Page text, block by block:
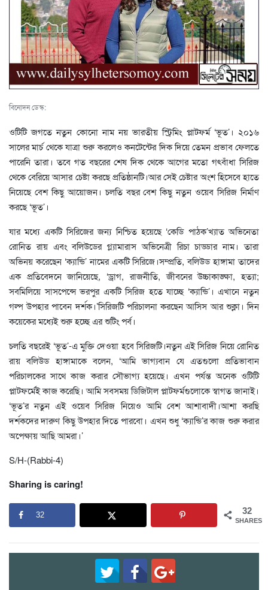
বিনোদন ডেস্ক:
ওটিটি জগতে নতুন কোনো নাম নয় ভারতীয় স্ট্রিমিং প্লাটফর্ম ‘ভূত’। ২০১৬
সালের মার্চ থেকে যাত্রা শুরু করলেও কনটেন্টের দিক দিয়ে তেমন প্রভাব ফেলতে
পারেনি তারা। তবে গত বছরের শেষ দিক থেকে আগের মতো গৎবাঁধা সিরিজ
থেকে বেরিয়ে আসার চেষ্টা করছে প্রতিষ্ঠানটি।আর সেই চেষ্টার অংশ হিসেবে হাতে
নিয়েছে বেশ কিছু আয়োজন। চলতি বছর বেশ কিছু নতুন ওয়েব সিরিজ নির্মাণ
করছে ‘ভূত’।
যার মধ্যে একটি সিরিজের জন্য নিশ্চিত হয়েছে ‘কেডি পাঠক’খ্যাত অভিনেতা
রোনিত রায় এবং বলিউডের গ্ল্যামারাস অভিনেত্রী রিচা চাড্ডার নাম। তারা
অভিনয় করেছেন ‘ক্যান্ডি’ নামের একটি সিরিজে।সম্প্রতি, বলিউড হাঙ্গামা তাদের
এক প্রতিবেদনে জানিয়েছে, ‘ড্রাগ, রাজনীতি, জীবনের উচ্চাকাঙ্ক্ষা, হত্যা;
সবমিলিয়ে সাসপেন্সে ভরপুর একটি সিরিজ হতে যাচ্ছে ‘ক্যান্ডি’। এখানে নতুন
গল্প উপহার পাবেন দর্শক।’সিরিজটি পরিচালনা করছেন আসিস আর শুক্লা। দিন
কয়েকের মধ্যেই শুরু হচ্ছে এর শুটিং পর্ব।
চলতি বছরেই ‘ভূত’-এ মুক্তি দেওয়া হবে সিরিজটি।নতুন এই সিরিজ নিয়ে রোনিত
রায় বলিউড হাঙ্গামাকে বলেন, ‘আমি ভাগ্যবান যে এতগুলো প্রতিভাবান
পরিচালকের সাথে কাজ করার সৌভাগ্য হয়েছে। এখন পর্যন্ত অনেক ওটিটি
প্লাটফর্মেই কাজ করেছি। আমি সবসময় ডিজিটাল প্লাটফর্মগুলোকে স্বাগত জানাই।
‘ভূত’র নতুন এই ওয়েব সিরিজ নিয়েও আমি বেশ আশাবাদী।আশা করছি
দর্শকদের দারুণ কিছু উপহার দিতে পারবো। এখন শুধু ‘ক্যান্ডি’র কাজ শুরু করার
অপেক্ষায় আছি আমরা।’
S/H-(Rabbi-4)
Sharing is caring!
32
SHARES
32